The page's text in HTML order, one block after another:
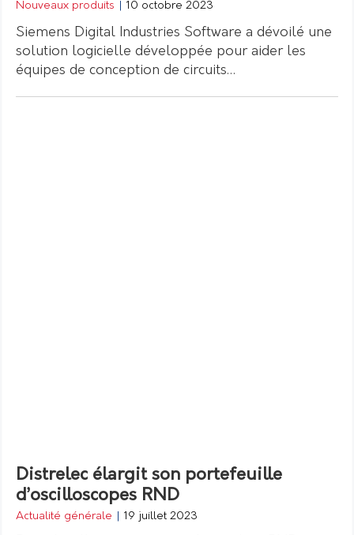
Nouveaux produits 10 octobre 2023
Siemens Digital Industries Software a dévoilé une
solution logicielle développée pour aider les
équipes de conception de circuits…
Distrelec élargit son portefeuille
d’oscilloscopes RND
Actualité générale 19 juillet 2023